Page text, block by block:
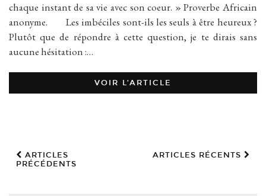
chaque instant de sa vie avec son coeur. » Proverbe Africain
anonyme. Les imbéciles sont-ils les seuls à être heureux ?
Plutôt que de répondre à cette question, je te dirais sans
aucune hésitation :…
VOIR L’ARTICLE
ARTICLES
PRÉCÉDENTS
ARTICLES RÉCENTS